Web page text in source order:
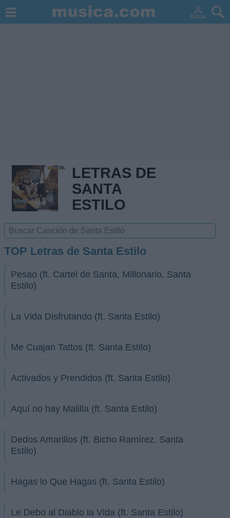
LETRAS DE
SANTA
ESTILO
TOP Letras de Santa Estilo
Pesao (ft. Cartel de Santa, Millonario, Santa
Estilo)
La Vida Disfrutando (ft. Santa Estilo)
Me Cuajan Tattos (ft. Santa Estilo)
Activados y Prendidos (ft. Santa Estilo)
Aquí no hay Malilla (ft. Santa Estilo)
Dedos Amarillos (ft. Bicho Ramírez, Santa
Estilo)
Hagas lo Que Hagas (ft. Santa Estilo)
Le Debo al Diablo la Vida (ft. Santa Estilo)